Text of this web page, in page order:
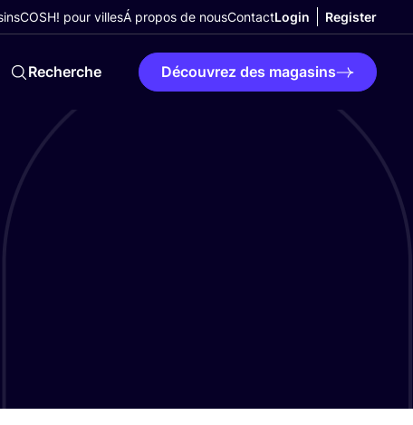
COSH! pour villesÁ propos de nousContactLogin Register
Recherche Découvrez des magasins